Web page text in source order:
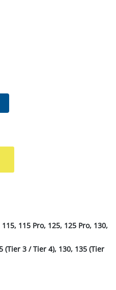
115 Pro, 125, 125 Pro, 130,
(Tier 3 / Tier 4), 130, 135 (Tier